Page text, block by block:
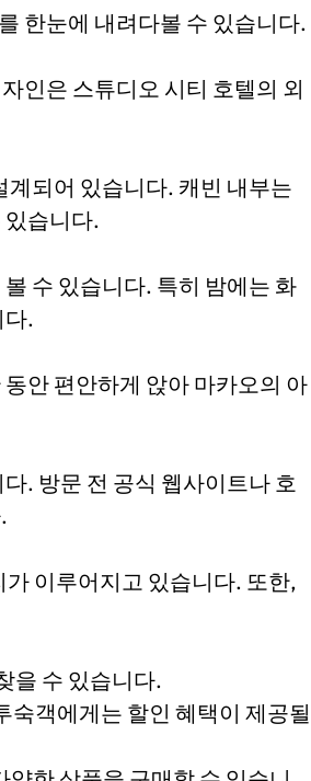
한눈에 내려다볼 수 있습니다.
인은 스튜디오 시티 호텔의 외
계되어 있습니다. 캐빈 내부는
있습니다.
수 있습니다. 특히 밤에는 화
다.
안 편안하게 앉아 마카오의 아
. 방문 전 공식 웹사이트나 호
이루어지고 있습니다. 또한,
을 수 있습니다.
숙객에게는 할인 혜택이 제공될